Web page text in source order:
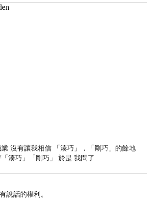
沒有讓我相信 「湊巧」，「剛巧」的餘地
湊巧」「剛巧」 於是 我問了
說話的權利。